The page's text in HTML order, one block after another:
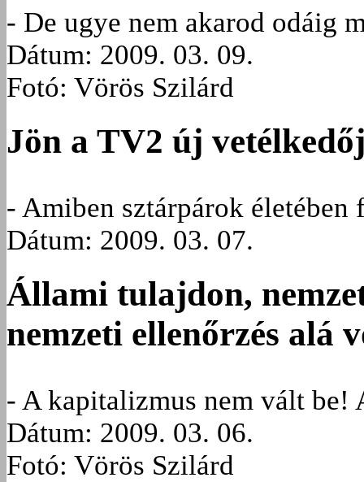
- De ugye nem akarod odáig
Dátum: 2009. 03. 09.
Fotó: Vörös Szilárd
Jön a TV2 új
- Amiben sztárpárok
Dátum: 2009. 03. 07.
Állami tulajdon,
nemzeti ellenőrzés alá
- A kapitalizmus nem vált be!
Dátum: 2009. 03. 06.
Fotó: Vörös Szilárd